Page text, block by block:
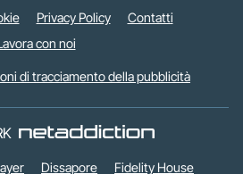
Privacy Policy
Contatti
con noi
di tracciamento della pubblicità
Dissapore Fidelity House